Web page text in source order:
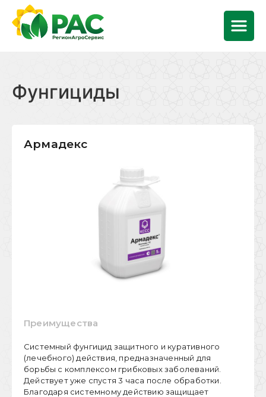
Фунгициды
Армадекс
Преимущества
Системный фунгицид защитного и куративного
(лечебного) действия, предназначенный для
борьбы с комплексом грибковых заболеваний.
Действует уже спустя 3 часа после обработки.
Благодаря системному действию защищает